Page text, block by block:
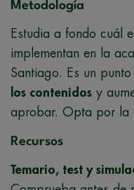
Metodología
Estudia a fondo cuál
implementan en la
Santiago. Es un
los contenidos y
aprobar. Opta por la
Recursos
Temario, test y